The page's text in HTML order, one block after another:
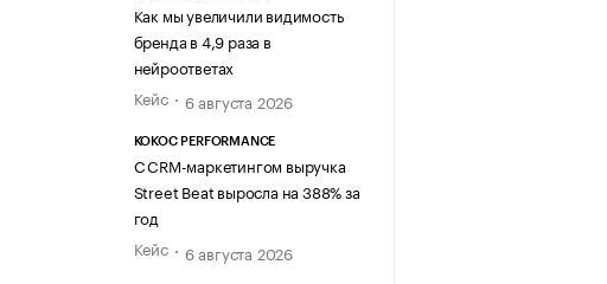
Как мы увеличили видимость
бренда в 4,9 раза в
нейроответах
Кейс
6 августа 2026
KOKOC PERFORMANCE
С CRM-маркетингом выручка
Street Beat выросла на 388% за
год
Кейс
6 августа 2026